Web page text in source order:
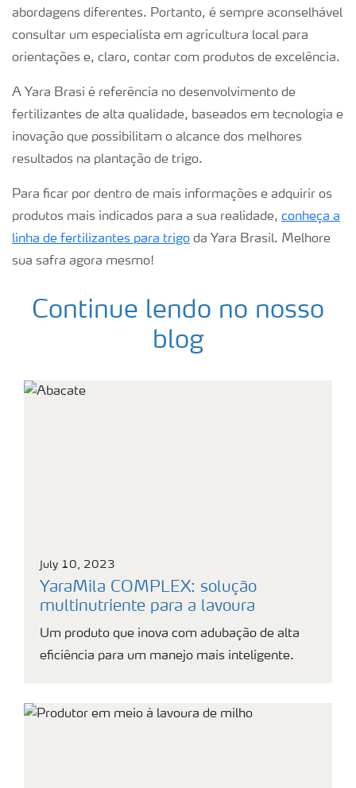
abordagens diferentes. Portanto, é sempre aconselhável
consultar um especialista em agricultura local para
orientações e, claro, contar com produtos de excelência.
A Yara Brasi é referência no desenvolvimento de
fertilizantes de alta qualidade, baseados em tecnologia e
inovação que possibilitam o alcance dos melhores
resultados na plantação de trigo.
Para ficar por dentro de mais informações e adquirir os
produtos mais indicados para a sua realidade, conheça a
linha de fertilizantes para trigo da Yara Brasil. Melhore
sua safra agora mesmo!
Continue lendo no nosso
blog
July 10, 2023
YaraMila COMPLEX: solução
multinutriente para a lavoura
Um produto que inova com adubação de alta
eficiência para um manejo mais inteligente.